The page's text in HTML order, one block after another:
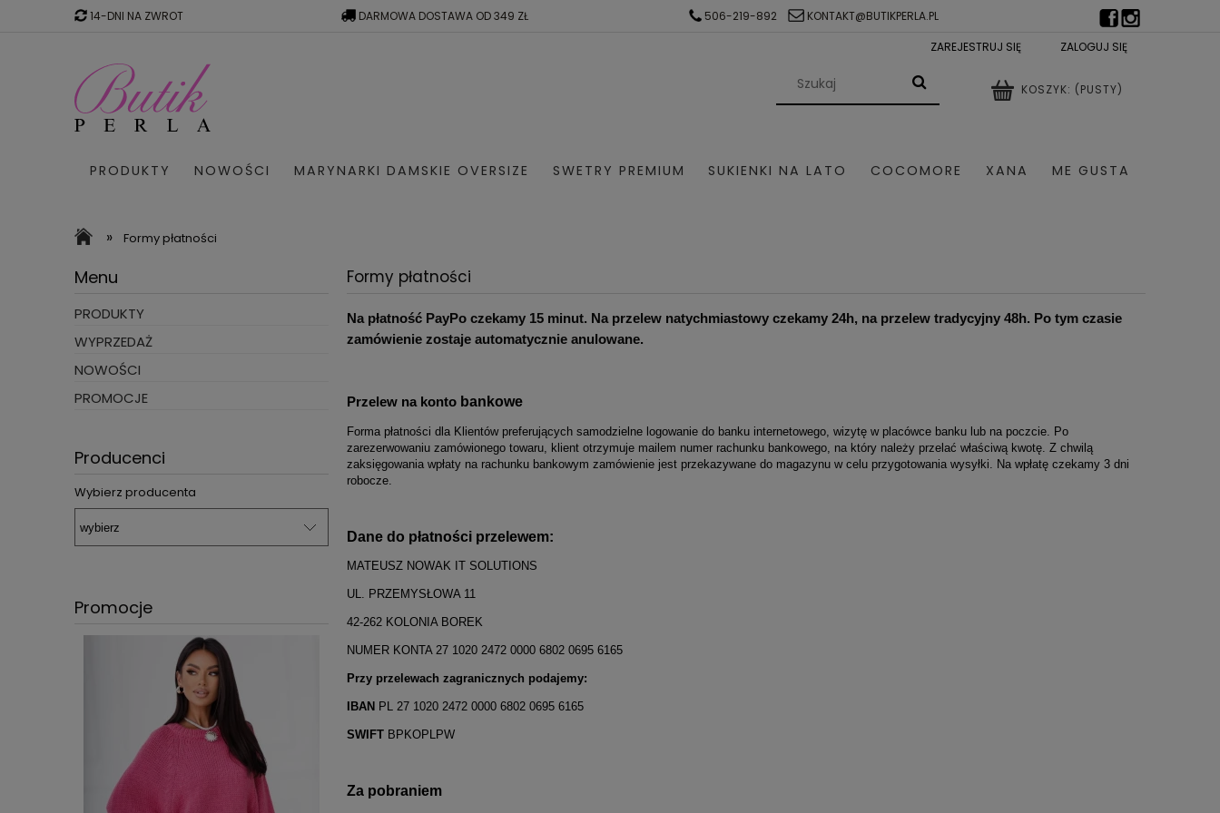
14-DNI NA ZWROT DARMOWA DOSTAWA OD 349 ZŁ 506-219-892
KONTAKT@BUTIKPERLA.PL
ZAREJESTRUJ SIĘ
ZALOGUJ SIĘ
KOSZYK: (PUSTY)
PRODUKTY NOWOŚCI MARYNARKI DAMSKIE OVERSIZE SWETRY PREMIUM SUKIENKI NA LATO COCOMORE XANA ME GUSTA
SUKIENKI NA KOMUNIE
» Formy płatności
Menu
PRODUKTY
WYPRZEDAŻ
NOWOŚCI
PROMOCJE
Producenci
Wybierz producenta
Promocje
Formy płatności
Na płatność PayPo czekamy 15 minut. Na przelew natychmiastowy czekamy 24h, na przelew tradycyjny 48h. Po tym czasie
zamówienie zostaje automatycznie anulowane.
Przelew na konto bankowe
Forma płatności dla Klientów preferujących samodzielne logowanie do banku internetowego, wizytę w placówce banku lub na poczcie. Po
zarezerwowaniu zamówionego towaru, klient otrzymuje mailem numer rachunku bankowego, na który należy przelać właściwą kwotę. Z chwilą
zaksięgowania wpłaty na rachunku bankowym zamówienie jest przekazywane do magazynu w celu przygotowania wysyłki. Na wpłatę czekamy 3 dni
robocze.
Dane do płatności przelewem:
MATEUSZ NOWAK IT SOLUTIONS
UL. PRZEMYSŁOWA 11
42-262 KOLONIA BOREK
NUMER KONTA 27 1020 2472 0000 6802 0695 6165
Przy przelewach zagranicznych podajemy:
IBAN PL 27 1020 2472 0000 6802 0695 6165
SWIFT BPKOPLPW
Za pobraniem